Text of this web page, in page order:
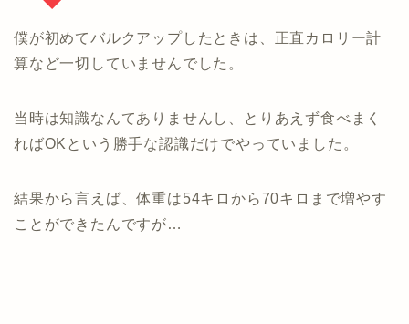
僕が初めてバルクアップしたときは、正直カロリー計
算など一切していませんでした。
当時は知識なんてありませんし、とりあえず食べまく
ればOKという勝手な認識だけでやっていました。
結果から言えば、体重は54キロから70キロまで増やす
ことができたんですが…